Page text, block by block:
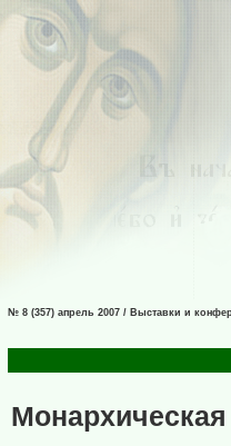
№ 8 (357) апрель 2007 / Выставки и